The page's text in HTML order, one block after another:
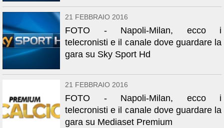
21 FEBBRAIO 2016
FOTO - Napoli-Milan, ecco i
telecronisti e il canale dove guardare la
gara su Sky Sport Hd
21 FEBBRAIO 2016
FOTO - Napoli-Milan, ecco i
telecronisti e il canale dove guardare la
gara su Mediaset Premium